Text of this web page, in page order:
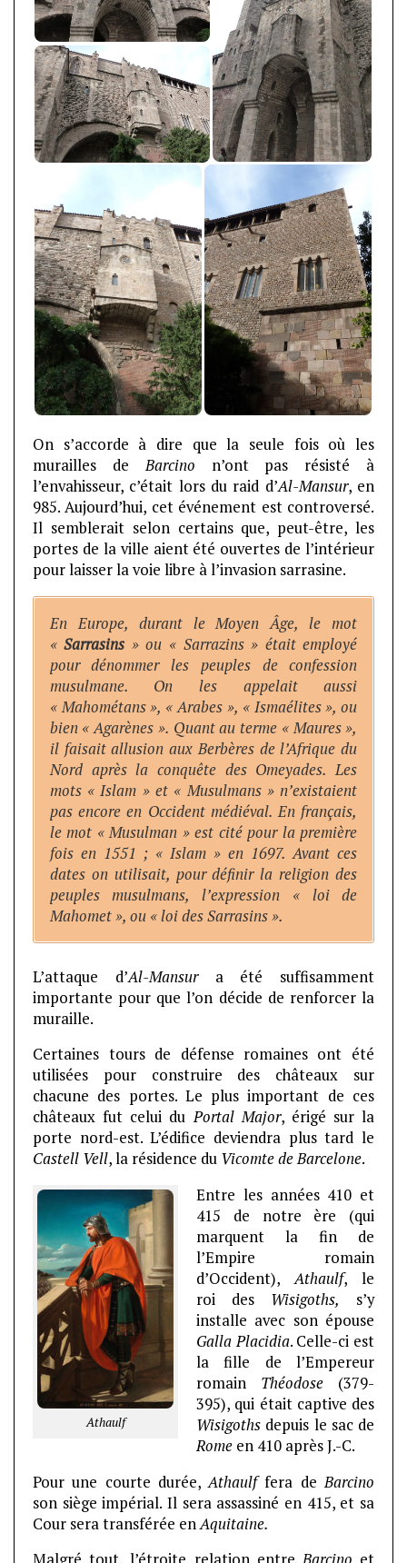
On s’accorde à dire que la seule fois où les
murailles deBarcino n’ont pas résisté à
l’envahisseur, c’était lors du raid d’Al-Mansur, en
985. Aujourd’hui, cet événement est controversé.
Il semblerait selon certains que, peut-être, les
portes de la ville aient été ouvertes de l’intérieur
pour laisser la voie libre à l’invasion sarrasine.
En Europe, durant le Moyen Âge, le mot
«Sarrasins » ou « Sarrazins » était employé
pour dénommer les peuples de confession
musulmane. On les appelait aussi
« Mahométans », « Arabes », « Ismaélites », ou
bien « Agarènes ». Quant au terme « Maures »,
il faisait allusion aux Berbères de l’Afrique du
Nord après la conquête des Omeyades. Les
mots « Islam » et « Musulmans » n’existaient
pas encore en Occident médiéval. En français,
le mot « Musulman » est cité pour la première
fois en 1551 ; « Islam » en 1697. Avant ces
dates on utilisait, pour définir la religion des
peuples musulmans, l’expression « loi de
Mahomet », ou « loi des Sarrasins ».
L’attaque d’Al-Mansur a été suffisamment
importante pour que l’on décide de renforcer la
muraille.
Certaines tours de défense romaines ont été
utilisées pour construire des châteaux sur
chacune des portes. Le plus important de ces
châteaux fut celui duPortal Major, érigé sur la
porte nord-est. L’édifice deviendra plus tard le
Castell Vell, la résidence du Vicomte de Barcelone.
Athaulf
Entre les années 410 et
415 de notre ère (qui
marquent la fin de
l’Empire romain
d’Occident),Athaulf, le
roi des Wisigoths, s’y
installe avec son épouse
Galla Placidia. Celle-ci est
la fille de l’Empereur
romain Théodose (379-
395), qui était captive des
Wisigoths depuis le sac de
Rome en 410 après J.-C.
Pour une courte durée,Athaulffera de Barcino
son siège impérial. Il sera assassiné en 415, et sa
Cour sera transférée enAquitaine.